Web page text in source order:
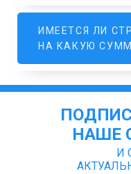
ИМЕЕТСЯ ЛИ
НА КАКУЮ
НАШЕ
И